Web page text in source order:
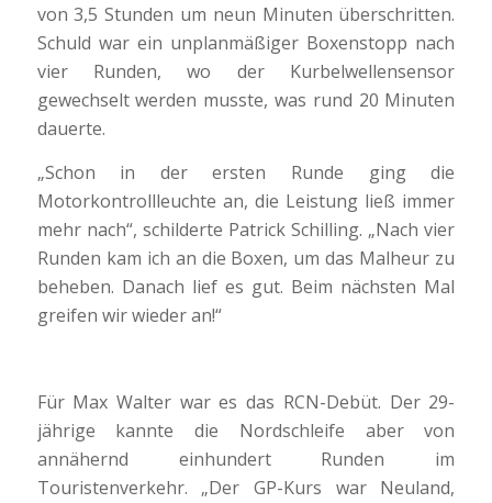
von 3,5 Stunden um neun Minuten überschritten.
Schuld war ein unplanmäßiger Boxenstopp nach
vier Runden, wo der Kurbelwellensensor
gewechselt werden musste, was rund 20 Minuten
dauerte.
„Schon in der ersten Runde ging die
Motorkontrollleuchte an, die Leistung ließ immer
mehr nach“, schilderte Patrick Schilling. „Nach vier
Runden kam ich an die Boxen, um das Malheur zu
beheben. Danach lief es gut. Beim nächsten Mal
greifen wir wieder an!“
Für Max Walter war es das RCN-Debüt. Der 29-
jährige kannte die Nordschleife aber von
annähernd einhundert Runden im
Touristenverkehr. „Der GP-Kurs war Neuland,